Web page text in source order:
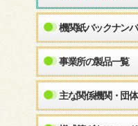
機関紙バックナン
事業所の製品一覧
主な関係機関・団体